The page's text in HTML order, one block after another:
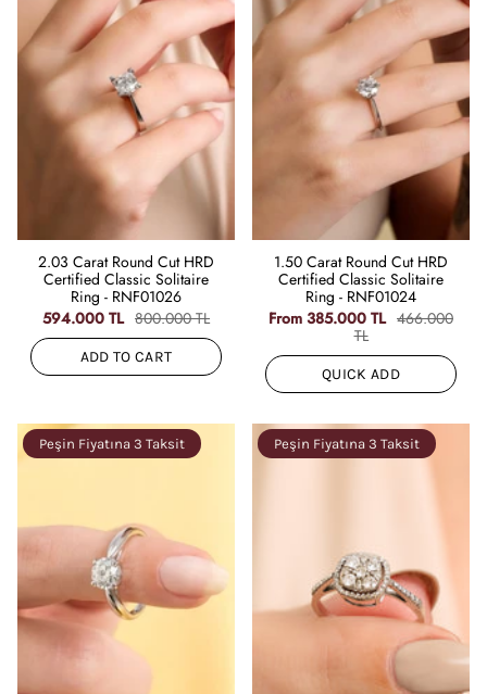
2.03 Carat Round Cut HRD
Certified Classic Solitaire
Ring - RNF01026
594.000 TL 800.000 TL
ADD TO CART
1.50 Carat Round Cut HRD
Certified Classic Solitaire
Ring - RNF01024
From 385.000 TL 466.000
TL
QUICK ADD
Peşin Fiyatına 3 Taksit Peşin Fiyatına 3 Taksit